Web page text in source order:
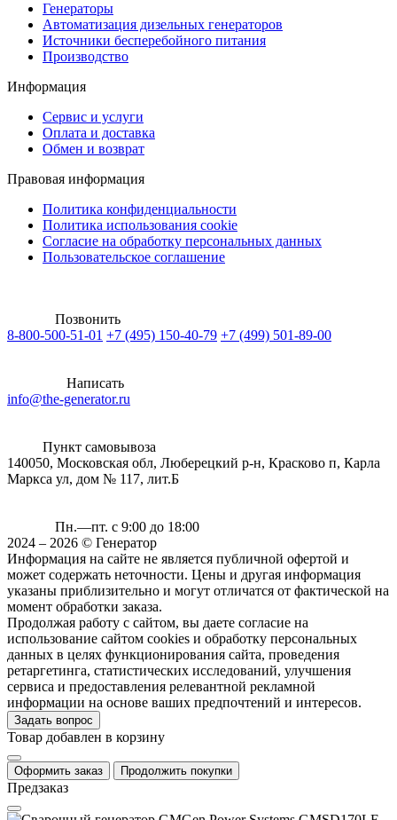
Генераторы
Автоматизация дизельных генераторов
Источники бесперебойного питания
Производство
Информация
Сервис и услуги
Оплата и доставка
Обмен и возврат
Правовая информация
Политика конфиденциальности
Политика использования cookie
Согласие на обработку персональных данных
Пользовательское соглашение
Позвонить
8-800-500-51-01 +7 (495) 150-40-79 +7 (499) 501-89-00
Написать
info@the-generator.ru
Пункт самовывоза
140050, Московская обл, Люберецкий р-н, Красково п, Карла
Маркса ул, дом № 117, лит.Б
Пн.—пт. с 9:00 до 18:00
2024 – 2026 © Генератор
Информация на сайте не является публичной офертой и
может содержать неточности. Цены и другая информация
указаны приблизительно и могут отличатся от фактической на
момент обработки заказа.
Продолжая работу с сайтом, вы даете согласие на
использование сайтом cookies и обработку персональных
данных в целях функционирования сайта, проведения
ретаргетинга, статистических исследований, улучшения
сервиса и предоставления релевантной рекламной
информации на основе ваших предпочтений и интересов.
Задать вопрос
Товар добавлен в корзину
Оформить заказ Продолжить покупки
Предзаказ